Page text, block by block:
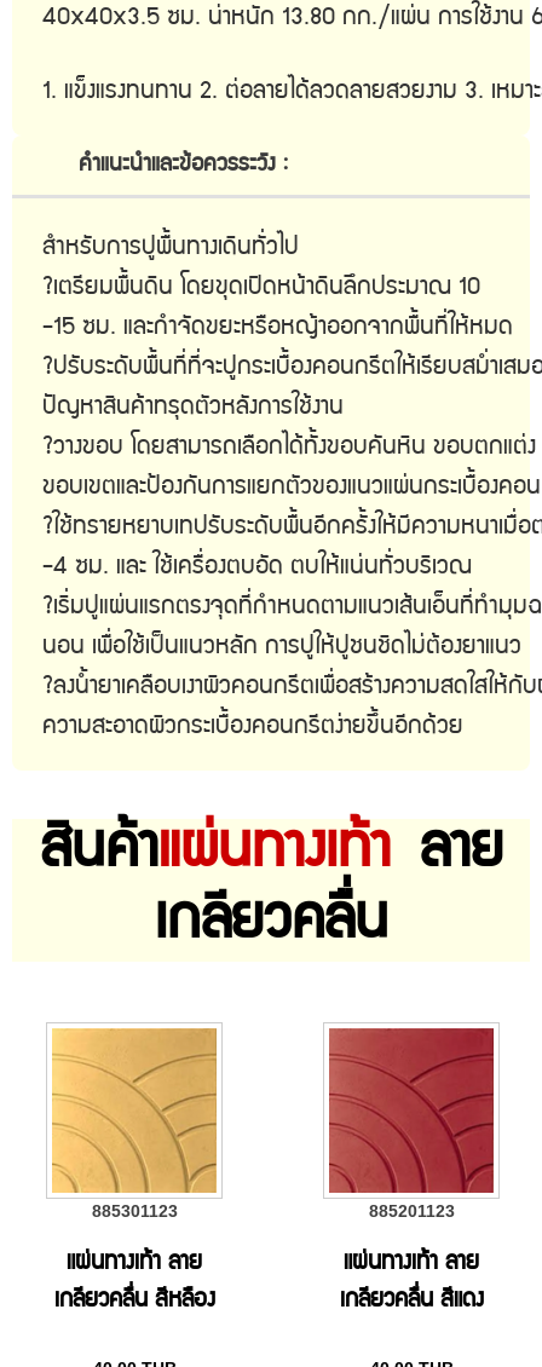
40x40x3.5 ซม. น้่าหนัก 13.80 กก./แผ่น การใช้งาน
1. แข็งแรงทนทาน 2. ต่อลายได้ลวดลายสวยงาม 3. เห
คำแนะนำและข้อควรระวัง :
สำหรับการปูพื้นทางเดินทั่วไป
?เตรียมพื้นดิน โดยขุดเปิดหน้าดินลึกประมาณ 10
-15 ซม. และกำจัดขยะหรือหญ้าออกจากพื้นที่ให้หมด
?ปรับระดับพื้นที่ที่จะปูกระเบื้องคอนกรีตให้เรียบสม่ำเส
ปัญหาสินค้าทรุดตัวหลังการใช้งาน
?วางขอบ โดยสามารถเลือกได้ทั้งขอบคันหิน ขอบตกแ
ขอบเขตและป้องกันการแยกตัวของแนวแผ่นกระเบื้องคอ
?ใช้ทรายหยาบเทปรับระดับพื้นอีกครั้งให้มีความหนาเมื่
-4 ซม. และ ใช้เครื่องตบอัด ตบให้แน่นทั่วบริเวณ
?เริ่มปูแผ่นแรกตรงจุดที่กำหนดตามแนวเส้นเอ็นที่ทำมุมฉ
นอน เพื่อใช้เป็นแนวหลัก การปูให้ปูชนชิดไม่ต้องยาแนว
?ลงน้ำยาเคลือบเงาผิวคอนกรีตเพื่อสร้างความสดใสใ
ความสะอาดผิวกระเบื้องคอนกรีตง่ายขึ้นอีกด้วย
สินค้าแผ่นทางเท้าลาย
เกลียวคลื่น
885301123
แผ่นทางเท้า ลาย
เกลียวคลื่น สีหลือง
885201123
แผ่นทางเท้า ลาย
เกลียวคลื่น สีแดง